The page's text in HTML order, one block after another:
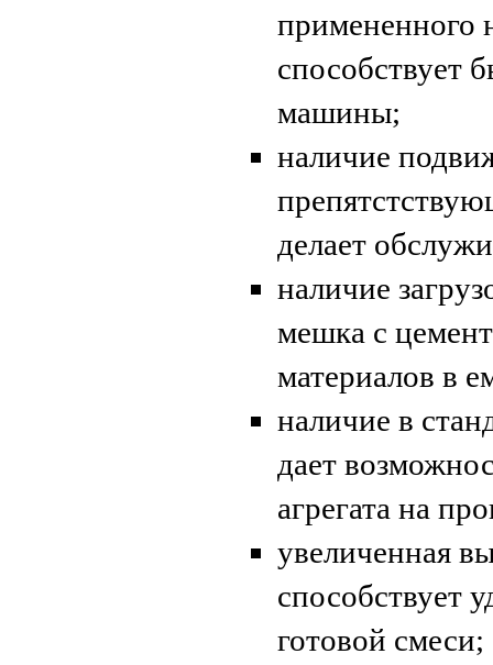
примененного
способствует
машины;
наличие
делает
наличие
мешка с
материалов в
наличие в
дает
агрегата на
увеличенная
способствует
готовой смеси;